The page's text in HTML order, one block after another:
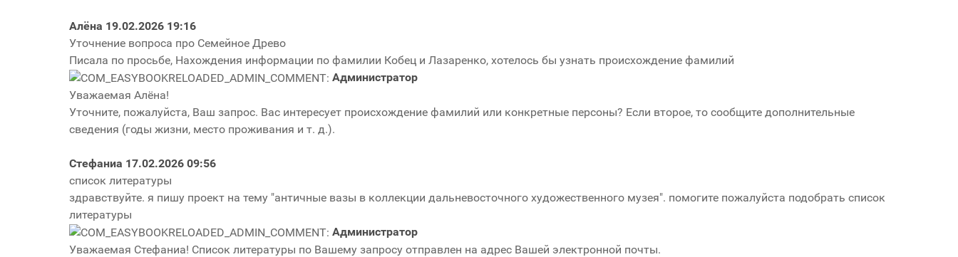
Алёна 19.02.2026 19:16
Уточнение вопроса про Семейное Древо
Писала по просьбе, Нахождения информации по фамилии Кобец и Лазаренко, хотелось бы узнать происхождение фамилий
Администратор
Уважаемая Алёна!
Уточните, пожалуйста, Ваш запрос. Вас интересует происхождение фамилий или конкретные персоны? Если второе, то сообщите дополнительные
сведения (годы жизни, место проживания и т. д.).
Стефаниа 17.02.2026 09:56
список литературы
здравствуйте. я пишу проект на тему "античные вазы в коллекции дальневосточного художественного музея". помогите пожалуйста подобрать список
литературы
Администратор
Уважаемая Стефаниа! Список литературы по Вашему запросу отправлен на адрес Вашей электронной почты.